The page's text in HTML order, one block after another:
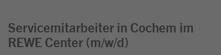
Servicemitarbeiter in Cochem im
REWE Center (m/w/d)